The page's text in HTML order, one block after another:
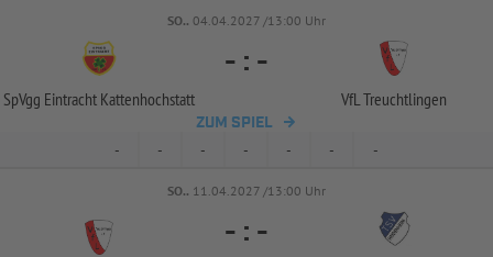
SO.. 04.04.2027 /13:00 Uhr
SpVgg Eintracht Kattenhochstatt
- : -
VfL Treuchtlingen
ZUM SPIEL
- - - - - - -
SO.. 11.04.2027 /13:00 Uhr
- : -